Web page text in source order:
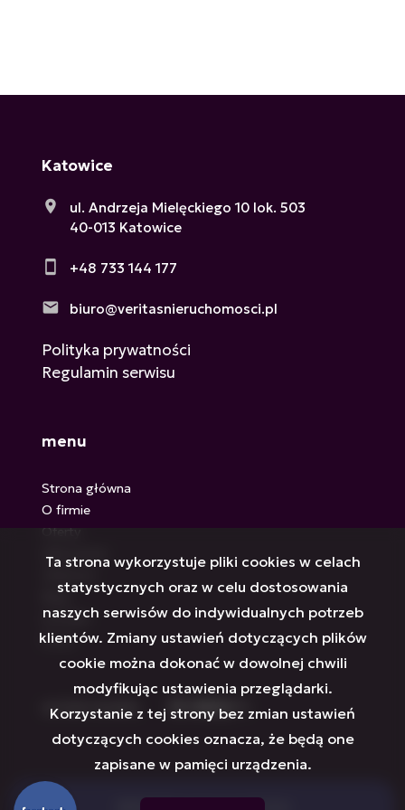
Katowice
ul. Andrzeja Mielęckiego 10 lok. 503
40-013 Katowice
+48 733 144 177
biuro@veritasnieruchomosci.pl
Polityka prywatności
Regulamin serwisu
menu
Strona główna
O firmie
Oferty
Zgłoszenia
Blog
Kontakt
Rodo
social media Facebook
Facebook
Facebook
Facebook
Facebook
Facebook
Ta strona wykorzystuje pliki cookies w celach
statystycznych oraz w celu dostosowania
naszych serwisów do indywidualnych potrzeb
klientów. Zmiany ustawień dotyczących plików
cookie można dokonać w dowolnej chwili
modyfikując ustawienia przeglądarki.
Korzystanie z tej strony bez zmian ustawień
dotyczących cookies oznacza, że będą one
zapisane w pamięci urządzenia.